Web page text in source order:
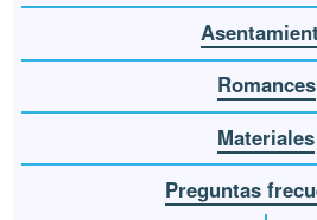
Romances
Materiales
Preguntas